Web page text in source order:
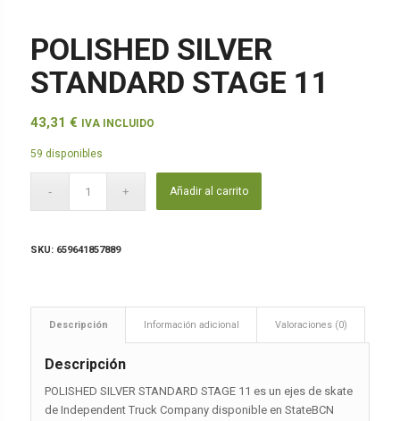
POLISHED SILVER
STANDARD STAGE 11
43,31 € IVA INCLUIDO
59 disponibles
Añadir al carrito
SKU: 659641857889
Descripción Información adicional Valoraciones (0)
Descripción
POLISHED SILVER STANDARD STAGE 11 es un ejes de skate
de Independent Truck Company disponible en StateBCN